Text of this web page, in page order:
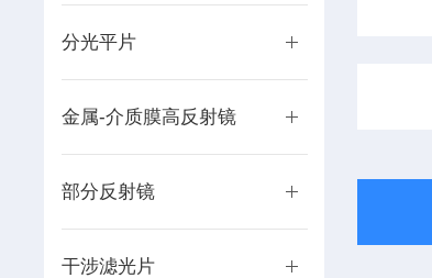
分光平片
金属-介质膜高反射镜
部分反射镜
干涉滤光片